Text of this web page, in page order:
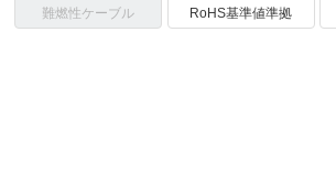
難燃性ケーブル
RoHS基準値準拠